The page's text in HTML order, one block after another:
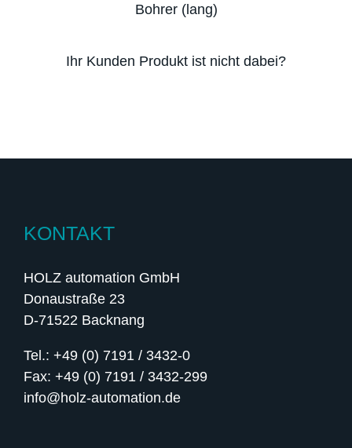
Bohrer (lang)
Ihr Kunden Produkt ist nicht dabei?
KONTAKT
HOLZ automation GmbH
Donaustraße 23
D-71522 Backnang
Tel.: +49 (0) 7191 / 3432-0
Fax: +49 (0) 7191 / 3432-299
info@holz-automation.de